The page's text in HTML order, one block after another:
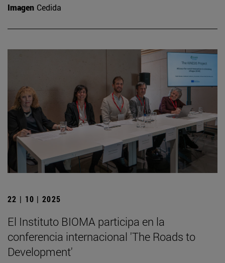
Imagen Cedida
22 | 10 | 2025
El Instituto BIOMA participa en la
conferencia internacional 'The Roads to
Development'